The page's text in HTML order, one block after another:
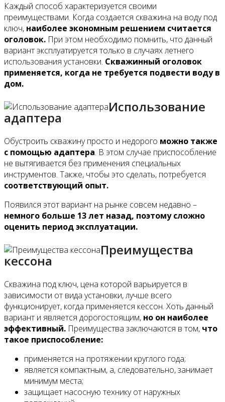
Каждый способ характеризуется своими
преимуществами. Когда создается скважина на воду под
ключ, наиболее экономным решением считается
оголовок. При этом необходимо помнить, что данный
вариант эксплуатируется только в случаях летнего
использования установки. Скважинный оголовок
применяется, когда не требуется подвести воду в
дом.
Использование
адаптера
Обустроить скважину просто и недорого можно также
с помощью адаптера. В этом случае приспособление
не вытягивается без применения специальных
инструментов. Также, чтобы это сделать, потребуется
соответствующий опыт.
Появился этот вариант на рынке совсем недавно –
немного больше 13 лет назад, поэтому сложно
оценить период эксплуатации.
Преимущества
кессона
Скважина под ключ, цена которой варьируется в
зависимости от вида установки, лучше всего
функционирует, когда применяется кессон. Хоть данный
вариант и является дорогостоящим, но он наиболее
эффективный. Преимущества заключаются в том, что
такое приспособление:
применяется на протяжении круглого года;
является компактным, а, следовательно, занимает
минимум места;
защищает насосную технику от наружных